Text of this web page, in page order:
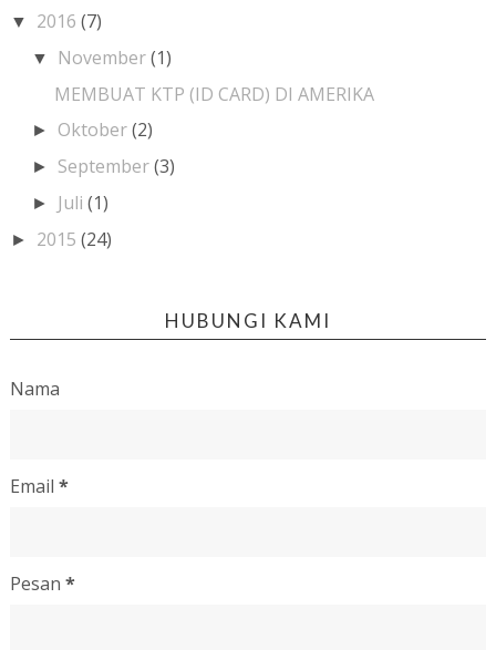
▼ 2016 (7)
▼ November(1)
MEMBUAT KTP (ID CARD) DI AMERIKA
► Oktober(2)
► September(3)
► Juli(1)
► 2015 (24)
HUBUNGI KAMI
Nama
Email *
Pesan *